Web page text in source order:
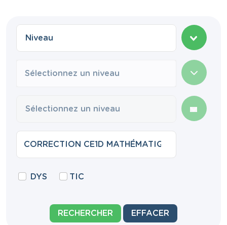
Sélectionnez un niveau
DYS TIC
RECHERCHER EFFACER